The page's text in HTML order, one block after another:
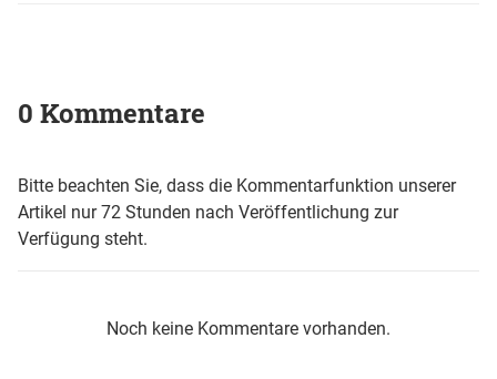
0 Kommentare
Bitte beachten Sie, dass die Kommentarfunktion unserer
Artikel nur 72 Stunden nach Veröffentlichung zur
Verfügung steht.
Noch keine Kommentare vorhanden.